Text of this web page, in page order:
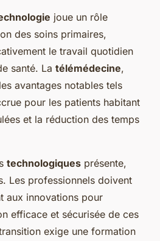
joue un rôle
des soins primaires,
le travail quotidien
santé. La télémédecine,
avantages notables tels
pour les patients habitant
et la réduction des temps
technologiques présente,
Les professionnels doivent
aux innovations pour
efficace et sécurisée de ces
exige une formation